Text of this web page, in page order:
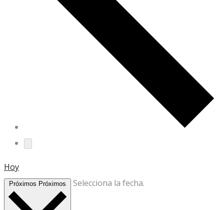
Hoy
Próximos Próximos Selecciona la fecha.